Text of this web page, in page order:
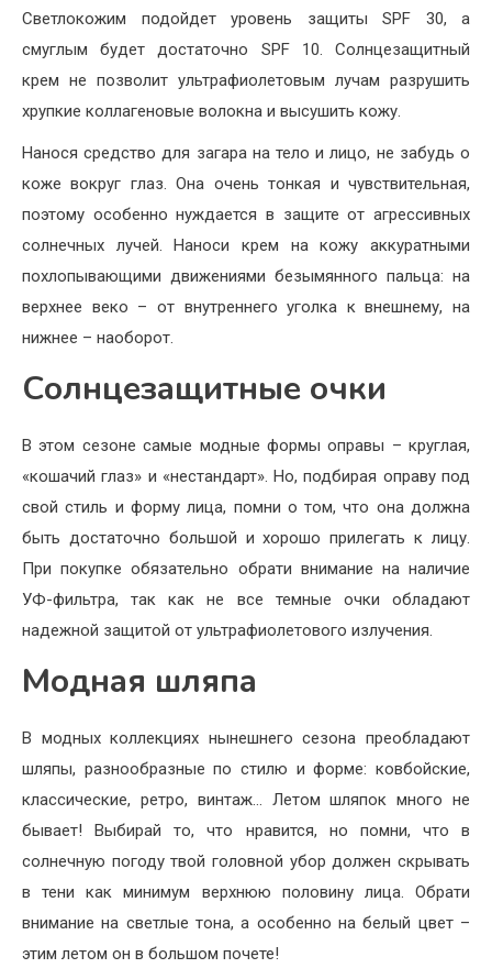
Светлокожим подойдет уровень защиты SPF 30, а
смуглым будет достаточно SPF 10. Солнцезащитный
крем не позволит ультрафиолетовым лучам разрушить
хрупкие коллагеновые волокна и высушить кожу.
Нанося средство для загара на тело и лицо, не забудь о
коже вокруг глаз. Она очень тонкая и чувствительная,
поэтому особенно нуждается в защите от агрессивных
солнечных лучей. Наноси крем на кожу аккуратными
похлопывающими движениями безымянного пальца: на
верхнее веко – от внутреннего уголка к внешнему, на
нижнее – наоборот.
Солнцезащитные очки
В этом сезоне самые модные формы оправы – круглая,
«кошачий глаз» и «нестандарт». Но, подбирая оправу под
свой стиль и форму лица, помни о том, что она должна
быть достаточно большой и хорошо прилегать к лицу.
При покупке обязательно обрати внимание на наличие
УФ-фильтра, так как не все темные очки обладают
надежной защитой от ультрафиолетового излучения.
Модная шляпа
В модных коллекциях нынешнего сезона преобладают
шляпы, разнообразные по стилю и форме: ковбойские,
классические, ретро, винтаж… Летом шляпок много не
бывает! Выбирай то, что нравится, но помни, что в
солнечную погоду твой головной убор должен скрывать
в тени как минимум верхнюю половину лица. Обрати
внимание на светлые тона, а особенно на белый цвет –
этим летом он в большом почете!